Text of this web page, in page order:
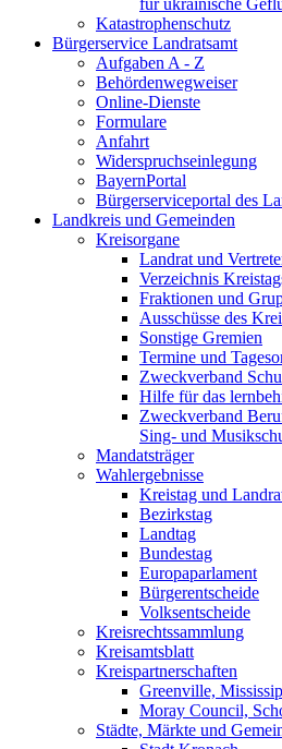
für ukrainische
Katastrophenschutz
Bürgerservice Landratsamt
Aufgaben A - Z
Behördenwegweiser
Online-Dienste
Formulare
Anfahrt
Widerspruchseinlegung
BayernPortal
Bürgerserviceportal des
Landkreis und Gemeinden
Kreisorgane
Landrat und
Verzeichnis
Fraktionen und
Ausschüsse des
Sonstige Gremien
Termine und
Zweckverband
Hilfe für das
Zweckverband
Sing- und
Mandatsträger
Wahlergebnisse
Kreistag und
Bezirkstag
Landtag
Bundestag
Europaparlament
Bürgerentscheide
Volksentscheide
Kreisrechtssammlung
Kreisamtsblatt
Kreispartnerschaften
Greenville,
Moray Council,
Städte, Märkte und